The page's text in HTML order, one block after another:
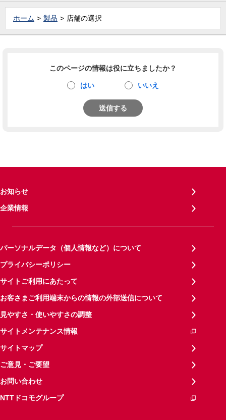
ホーム 製品 店舗の選択
このページの情報は役に立ちましたか？
はい いいえ
送信する
お知らせ
企業情報
パーソナルデータ（個人情報など）について
プライバシーポリシー
サイトご利用にあたって
お客さまご利用端末からの情報の外部送信について
見やすさ・使いやすさの調整
サイトメンテナンス情報
サイトマップ
ご意見・ご要望
お問い合わせ
NTTドコモグループ